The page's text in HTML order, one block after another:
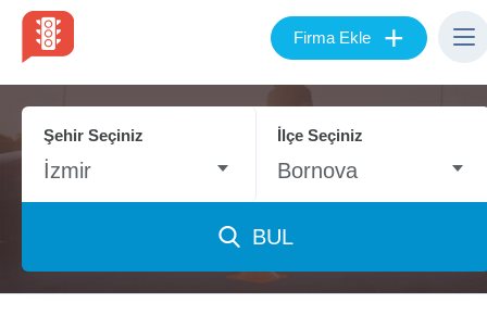
Firma Ekle +
Şehir Seçiniz
İzmir
İlçe Seçiniz
Bornova
BUL